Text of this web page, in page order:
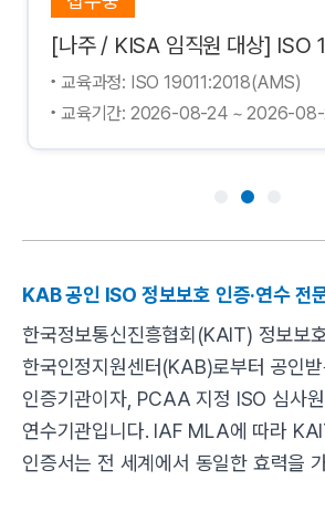
[나주 / KISA 임직원 대상] ISO 19011:2018 경영시스템 심사 가이드라인(AMS) 심사원 과정
24 ~ 2026-08-25
KAB 공인 ISO 정보보호 인증·연수 전
한국정보통신진흥협회(KAIT) 정보보
한국인정지원센터(KAB)로부터 공인
인증기관이자, PCAA 지정 ISO 심사
연수기관입니다. IAF MLA에 따라
인증서는 전 세계에서 동일한 효력을